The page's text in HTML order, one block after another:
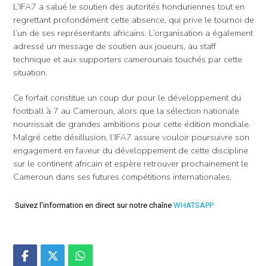
L’IFA7 a salué le soutien des autorités honduriennes tout en
regrettant profondément cette absence, qui prive le tournoi de
l’un de ses représentants africains. L’organisation a également
adressé un message de soutien aux joueurs, au staff
technique et aux supporters camerounais touchés par cette
situation.
Ce forfait constitue un coup dur pour le développement du
football à 7 au Cameroun, alors que la sélection nationale
nourrissait de grandes ambitions pour cette édition mondiale.
Malgré cette désillusion, l’IFA7 assure vouloir poursuivre son
engagement en faveur du développement de cette discipline
sur le continent africain et espère retrouver prochainement le
Cameroun dans ses futures compétitions internationales.
Suivez l'information en direct sur notre chaîne WHATSAPP